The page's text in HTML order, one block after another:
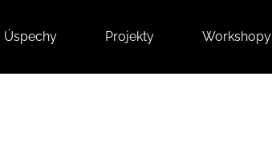
Úspechy Projekty Workshopy